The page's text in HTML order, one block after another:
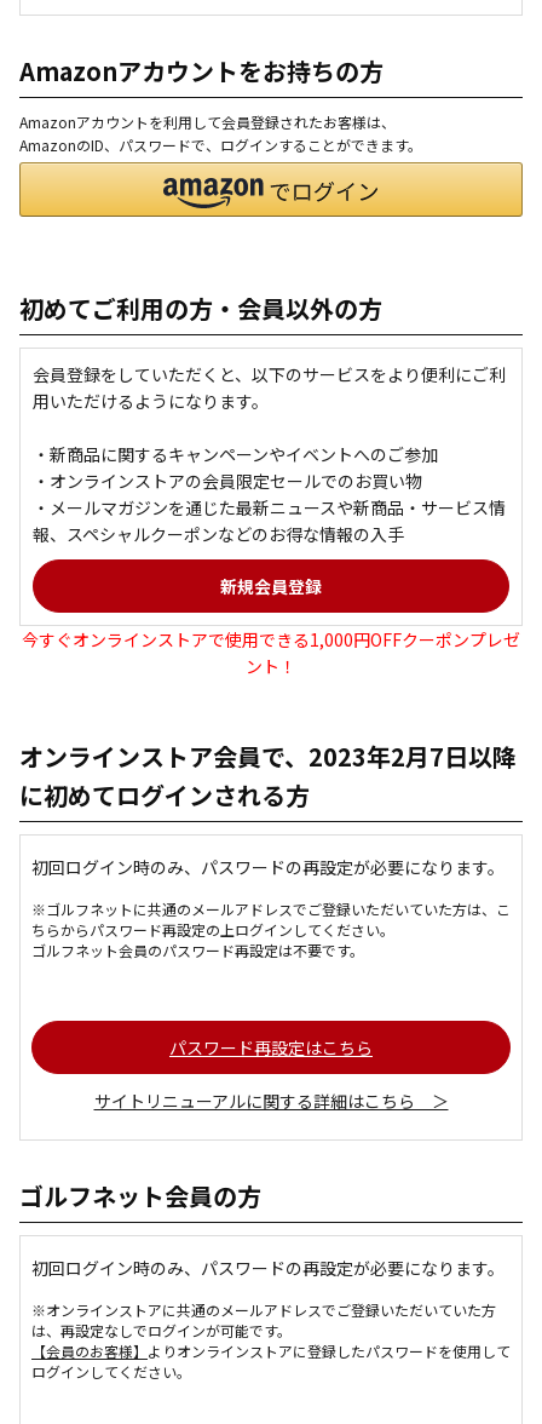
Amazonアカウントをお持ちの方
Amazonアカウントを利用して会員登録されたお客様は、
AmazonのID、パスワードで、ログインすることができます。
初めてご利用の方・会員以外の方
会員登録をしていただくと、以下のサービスをより便利にご利
用いただけるようになります。
・新商品に関するキャンペーンやイベントへのご参加
・オンラインストアの会員限定セールでのお買い物
・メールマガジンを通じた最新ニュースや新商品・サービス情
報、スペシャルクーポンなどのお得な情報の入手
今すぐオンラインストアで使用できる1,000円OFFクーポンプレゼ
ント！
オンラインストア会員で、2023年2月7日以降
に初めてログインされる方
初回ログイン時のみ、パスワードの再設定が必要になります。
※ゴルフネットに共通のメールアドレスでご登録いただいていた方は、こ
ちらからパスワード再設定の上ログインしてください。
ゴルフネット会員のパスワード再設定は不要です。
パスワード再設定はこちら
サイトリニューアルに関する詳細はこちら ＞
ゴルフネット会員の方
初回ログイン時のみ、パスワードの再設定が必要になります。
※オンラインストアに共通のメールアドレスでご登録いただいていた方
は、再設定なしでログインが可能です。
【会員のお客様】 よりオンラインストアに登録したパスワードを使用して
ログインしてください。